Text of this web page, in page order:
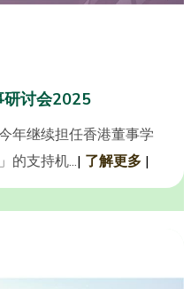
研讨会2025
年继续担任香港董事学
的支持机...| 了解更多 |